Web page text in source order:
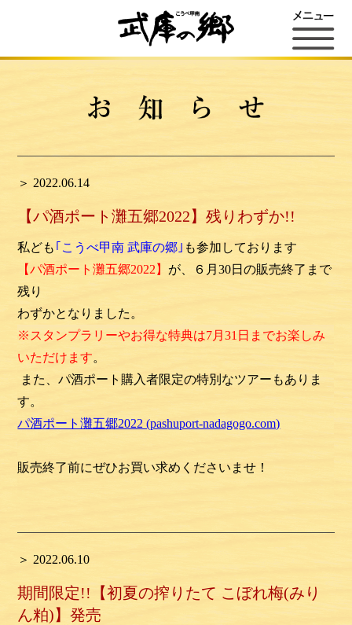
＞ 2022.06.14
【パ酒ポート灘五郷2022】残りわずか!!
私ども ｢こうべ甲南 武庫の郷｣ も参加しております
【パ酒ポート灘五郷2022】 が、６月30日の販売終了まで
残り
わずかとなりました。
※ スタンプラリーやお得な特典は7月31日までお楽しみ
いただけます。
また、パ酒ポート購入者限定の特別なツアーもありま
す。
パ酒ポート灘五郷2022 (pashuport-nadagogo.com)
販売終了前にぜひお買い求めくださいませ！
＞ 2022.06.10
期間限定!!【初夏の搾りたて こぼれ梅(みり
ん粕)】発売